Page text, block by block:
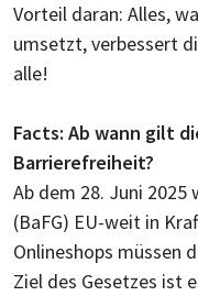
Vorteil daran: Alles,
umsetzt, verbessert
alle!
Facts: Ab wann gilt
Barrierefreiheit?
Ab dem 28. Juni
(BaFG) EU-weit in
Onlineshops müssen
Ziel des Gesetzes ist